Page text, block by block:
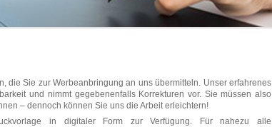
die Sie zur Werbeanbringung an uns übermitteln. Unser erfahrenes
und nimmt gegebenenfalls Korrekturen vor. Sie müssen also
– dennoch können Sie uns die Arbeit erleichtern!
in digitaler Form zur Verfügung. Für nahezu alle